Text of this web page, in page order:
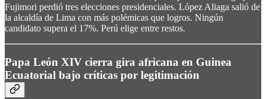
Fujimori perdió tres elecciones presidenciales. López Aliaga salió de
la alcaldía de Lima con más polémicas que logros. Ningún
candidato supera el 17%. Perú elige entre restos.
Papa León XIV cierra gira africana en Guinea
Ecuatorial bajo críticas por legitimación